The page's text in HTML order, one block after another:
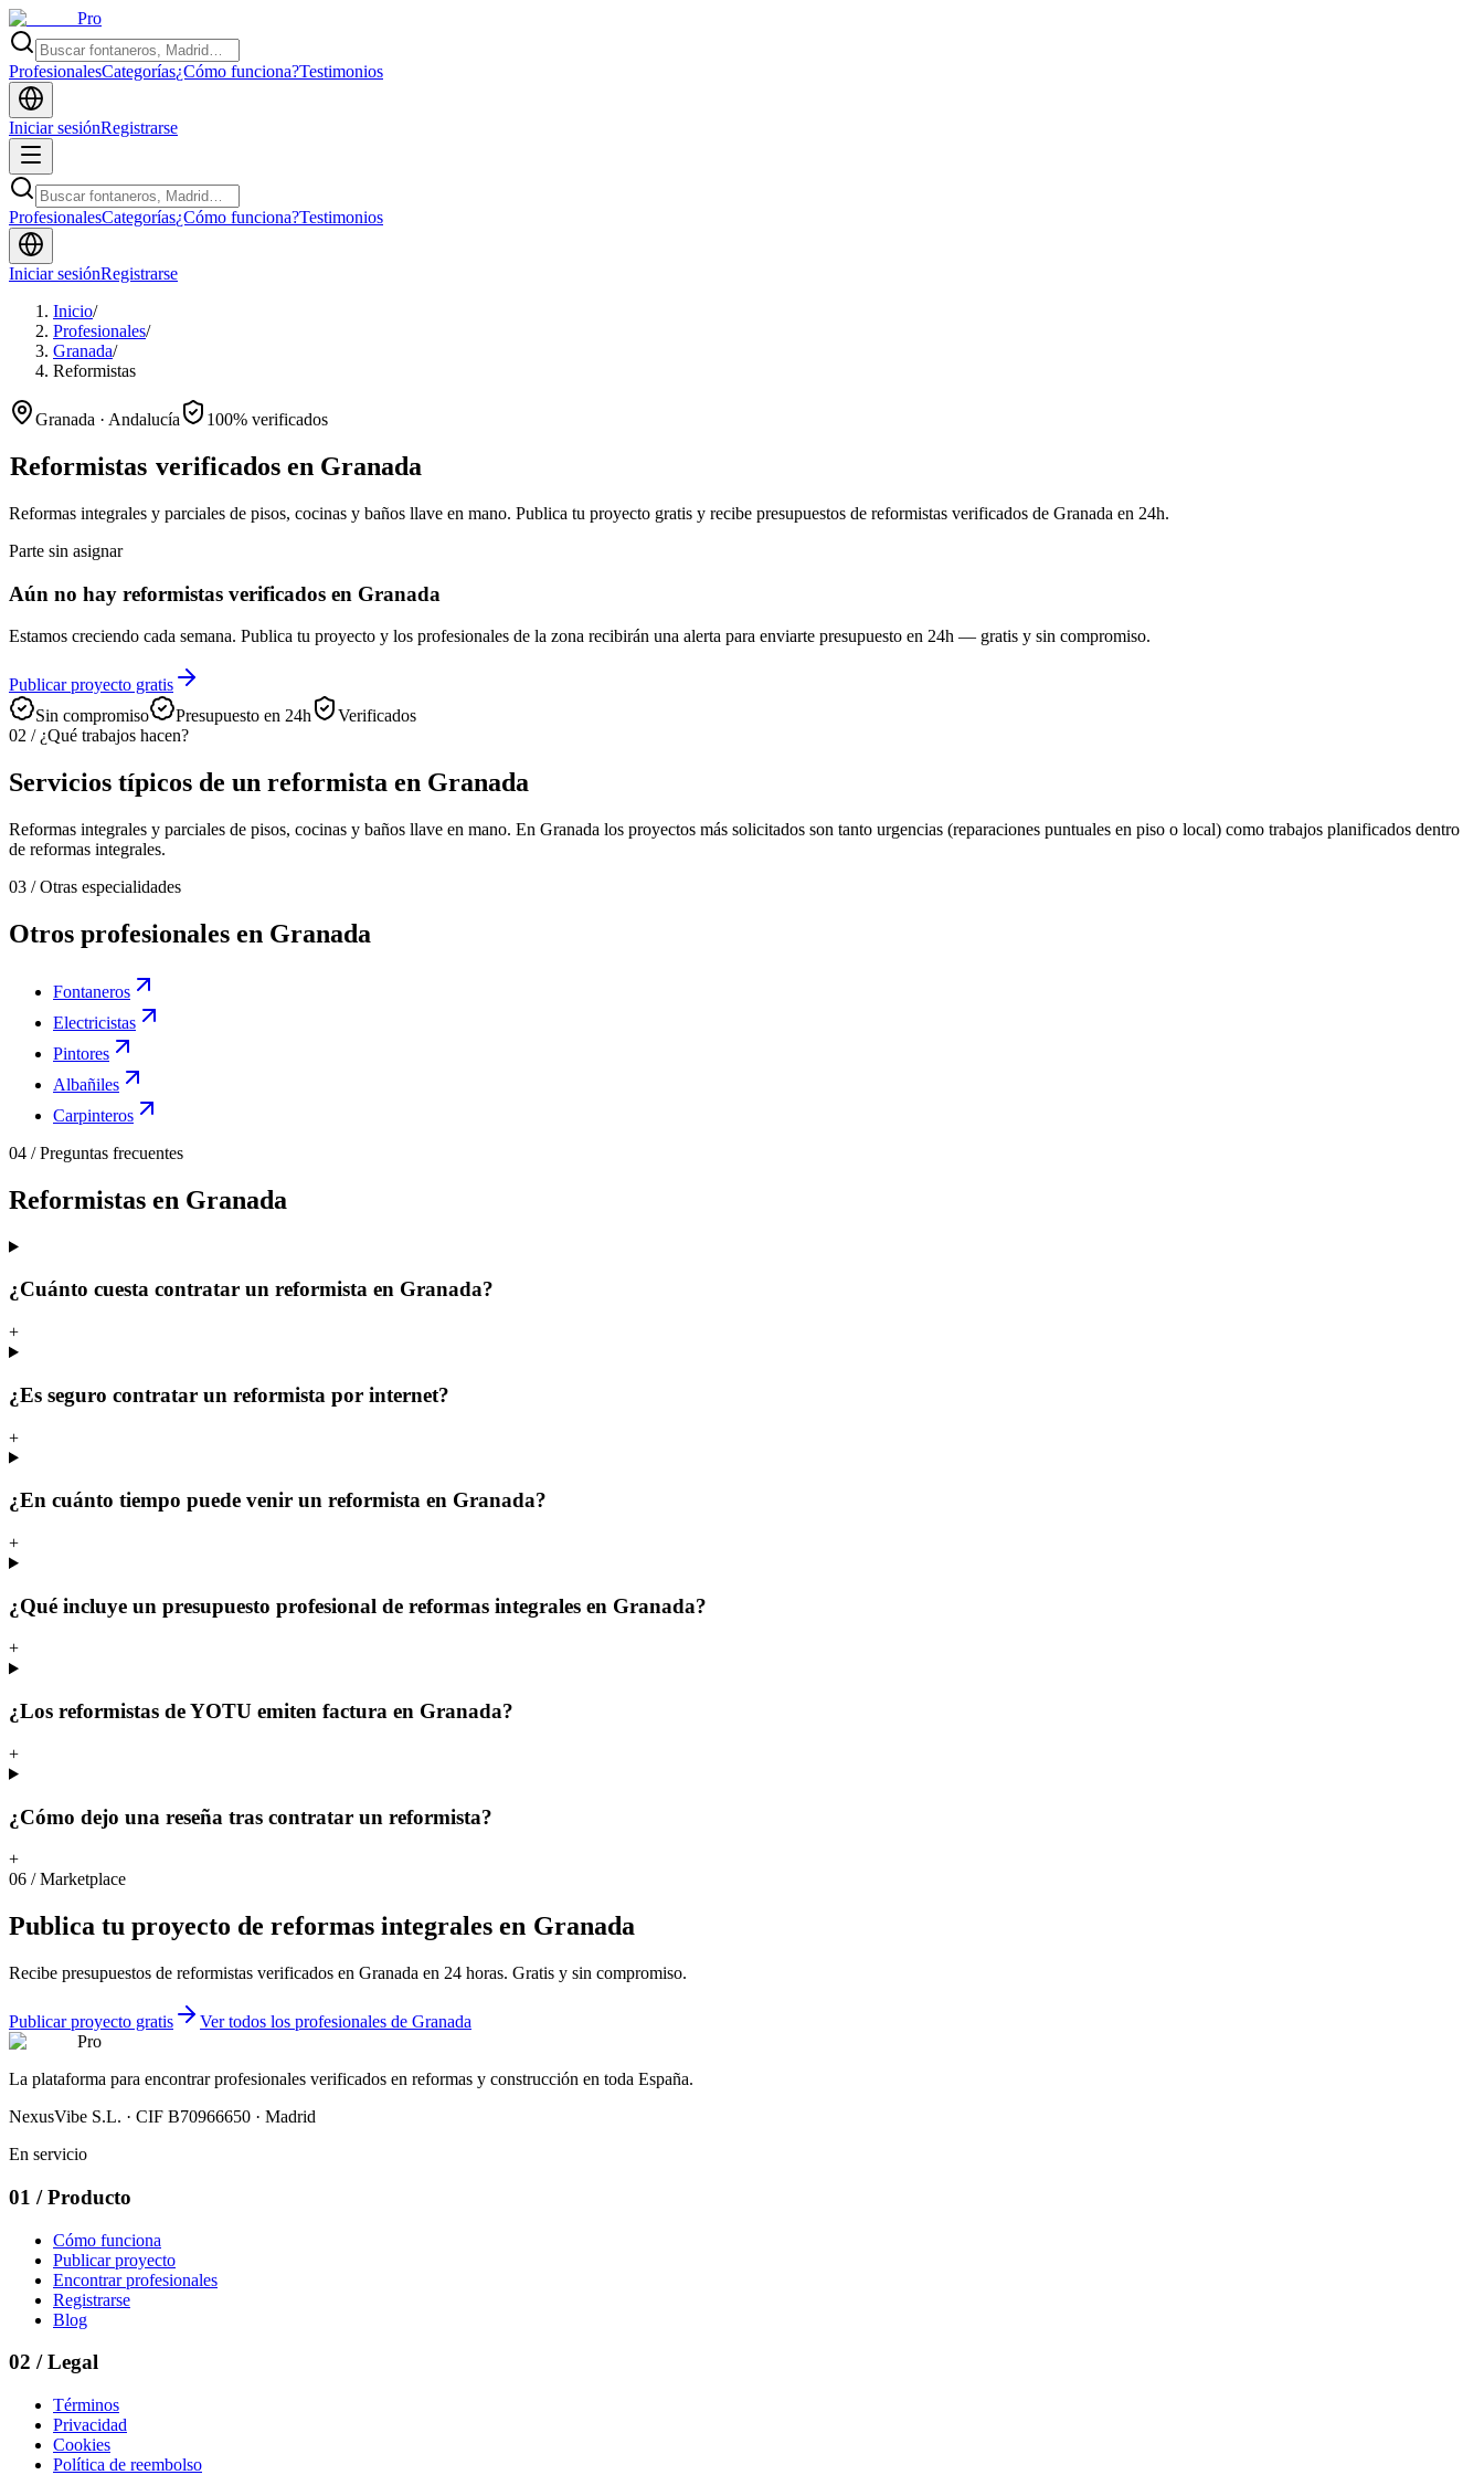
Pro
ProfesionalesCategorías¿Cómo funciona?Testimonios
Iniciar sesiónRegistrarse
ProfesionalesCategorías¿Cómo funciona?Testimonios
Iniciar sesiónRegistrarse
Inicio/
Profesionales/
Granada/
Reformistas
Granada · Andalucía 100% verificados
Reformistas verificados en Granada
Reformas integrales y parciales de pisos, cocinas y baños llave en mano. Publica tu proyecto gratis y recibe presupuestos de reformistas verificados de Granada en 24h.
Parte sin asignar
Aún no hay reformistas verificados en Granada
Estamos creciendo cada semana. Publica tu proyecto y los profesionales de la zona recibirán una alerta para enviarte presupuesto en 24h — gratis y sin compromiso.
Publicar proyecto gratis
Sin compromiso
Presupuesto en 24h
Verificados
02 / ¿Qué trabajos hacen?
Servicios típicos de un reformista en Granada
Reformas integrales y parciales de pisos, cocinas y baños llave en mano. En Granada los proyectos más solicitados son tanto urgencias (reparaciones puntuales en piso o local) como trabajos planificados dentro
de reformas integrales.
03 /Otras especialidades
Otros profesionales en Granada
Fontaneros
Electricistas
Pintores
Albañiles
Carpinteros
04 /Preguntas frecuentes
Reformistas en Granada
¿Cuánto cuesta contratar un reformista en Granada?
+
¿Es seguro contratar un reformista por internet?
+
¿En cuánto tiempo puede venir un reformista en Granada?
+
¿Qué incluye un presupuesto profesional de reformas integrales en Granada?
+
¿Los reformistas de YOTU emiten factura en Granada?
+
¿Cómo dejo una reseña tras contratar un reformista?
+
06 /Marketplace
Publica tu proyecto de reformas integrales en Granada
Recibe presupuestos de reformistas verificados en Granada en 24 horas. Gratis y sin compromiso.
Publicar proyecto gratis
Ver todos los profesionales de Granada
Pro
La plataforma para encontrar profesionales verificados en reformas y construcción en toda España.
NexusVibe S.L. · CIF B70966650 · Madrid
En servicio
01 / Producto
Cómo funciona
Publicar proyecto
Encontrar profesionales
Registrarse
Blog
02 / Legal
Términos
Privacidad
Cookies
Política de reembolso